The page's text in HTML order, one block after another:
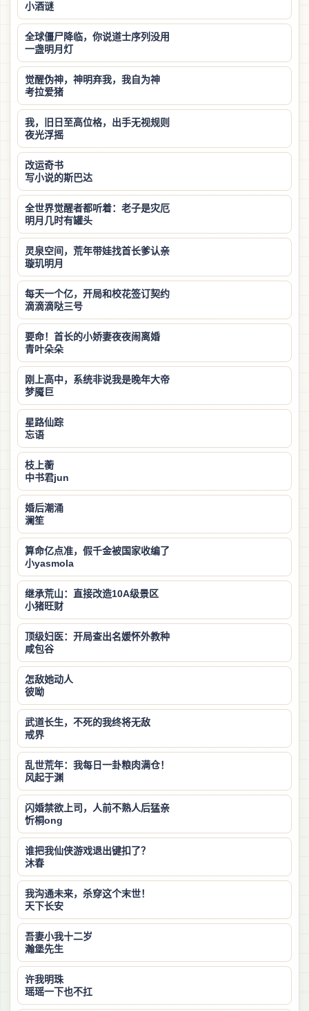
小酒谜
全球僵尸降临，你说道士序列没用
一盏明月灯
觉醒伪神，神明弃我，我自为神
考拉爱猪
我，旧日至高位格，出手无视规则
夜光浮摇
改运奇书
写小说的斯巴达
全世界觉醒者都听着：老子是灾厄
明月几时有罐头
灵泉空间，荒年带娃找首长爹认亲
璇玑明月
每天一个亿，开局和校花签订契约
滴滴滴哒三号
要命！首长的小娇妻夜夜闹离婚
青叶朵朵
刚上高中，系统非说我是晚年大帝
梦魇巨
星路仙踪
忘语
枝上蘅
中书君jun
婚后潮涌
澜笙
算命亿点准，假千金被国家收编了
小yasmola
继承荒山：直接改造10A级景区
小猪旺财
顶级妇医：开局查出名媛怀外教种
咸包谷
怎敌她动人
彼呦
武道长生，不死的我终将无敌
戒界
乱世荒年：我每日一卦粮肉满仓！
风起于渊
闪婚禁欲上司，人前不熟人后猛亲
忻桐ong
谁把我仙侠游戏退出键扣了？
沐春
我沟通未来，杀穿这个末世！
天下长安
吾妻小我十二岁
瀚堡先生
许我明珠
瑶瑶一下也不扛